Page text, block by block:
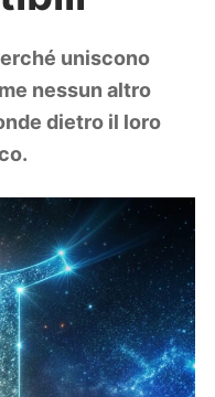
uniscono
nessun altro
dietro il loro